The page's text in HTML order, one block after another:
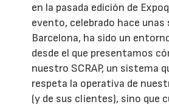
en la pasada edición de
evento, celebrado hace unas
Barcelona, ha sido un
desde el que presentamos
nuestro SCRAP, un sistema
respeta la operativa de
(y de sus clientes), sino que